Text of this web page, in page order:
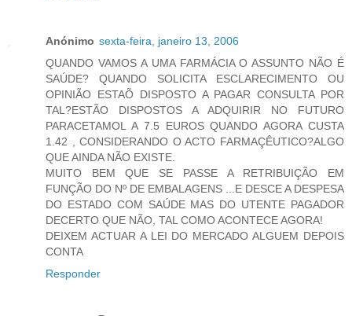
Anónimo sexta-feira, janeiro 13, 2006
QUANDO VAMOS A UMA FARMÁCIA O ASSUNTO NÃO É
SAÚDE? QUANDO SOLICITA ESCLARECIMENTO OU
OPINIÃO ESTAÕ DISPOSTO A PAGAR CONSULTA POR
TAL?ESTÃO DISPOSTOS A ADQUIRIR NO FUTURO
PARACETAMOL A 7.5 EUROS QUANDO AGORA CUSTA
1.42 , CONSIDERANDO O ACTO FARMAÇÊUTICO?ALGO
QUE AINDA NÃO EXISTE.
MUITO BEM QUE SE PASSE A RETRIBUIÇÃO EM
FUNÇÃO DO Nº DE EMBALAGENS ...E DESCE A DESPESA
DO ESTADO COM SAÚDE MAS DO UTENTE PAGADOR
DECERTO QUE NÃO, TAL COMO ACONTECE AGORA!
DEIXEM ACTUAR A LEI DO MERCADO ALGUEM DEPOIS
CONTA
Responder